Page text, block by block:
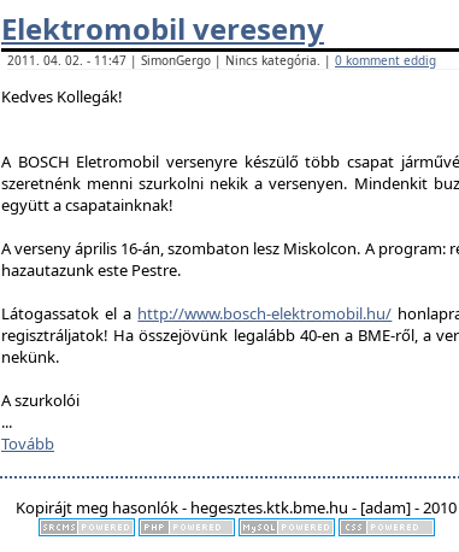
Elektromobil vereseny
2011. 04. 02. - 11:47 | SimonGergo | Nincs kategória. | 0 komment eddig
Kedves Kollegák!
A BOSCH Eletromobil versenyre készülő több csapat
szeretnénk menni szurkolni nekik a versenyen. Mindenkit
együtt a csapatainknak!
A verseny április 16-án, szombaton lesz Miskolcon. A
hazautazunk este Pestre.
Látogassatok el a http://www.bosch-elektromobil.hu/
regisztráljatok! Ha összejövünk legalább 40-en a BME-ről, a
nekünk.
A szurkolói
...
Tovább
Kopirájt meg hasonlók - hegesztes.ktk.bme.hu - [adam] - 2010